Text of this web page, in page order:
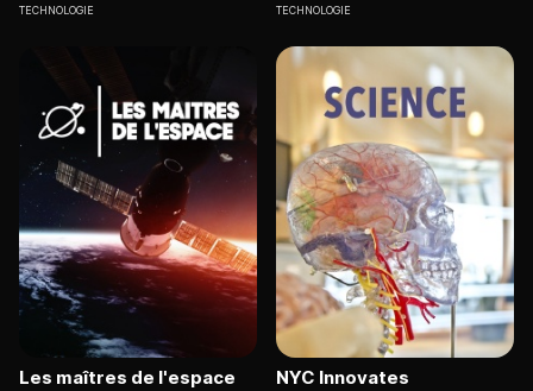
TECHNOLOGIE
TECHNOLOGIE
Les maîtres de l'espace NYC Innovates